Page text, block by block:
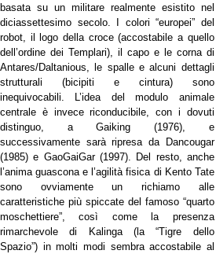
basata su un militare realmente esistito nel
diciassettesimo secolo. I colori “europei” del
robot, il logo della croce (accostabile a quello
dell’ordine dei Templari), il capo e le corna di
Antares/Daltanious, le spalle e alcuni dettagli
strutturali (bicipiti e cintura) sono
inequivocabili. L’idea del modulo animale
centrale è invece riconducibile, con i dovuti
distinguo, a Gaiking (1976), e
successivamente sarà ripresa da Dancougar
(1985) e GaoGaiGar (1997). Del resto, anche
l’anima guascona e l’agilità fisica di Kento Tate
sono ovviamente un richiamo alle
caratteristiche più spiccate del famoso “quarto
moschettiere”, così come la presenza
rimarchevole di Kalinga (la “Tigre dello
Spazio”) in molti modi sembra accostabile al